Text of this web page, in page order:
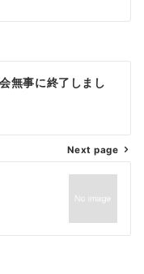
無事に終了しまし
Next page